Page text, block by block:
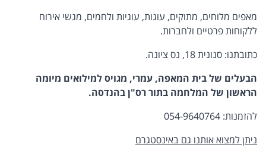
מאפים מלוחים, מתוקים, עוגות, עוגיות ולחמים, מגשי אירוח
ללקוחות פרטיים ולחברות.
כתובתנו: סנונית 18, נס ציונה.
הבעלים של בית המאפה, עמרי, מגויס למילואים מיומה
הראשון של המלחמה בתוררס"ן בהנדסה.
להזמנות: 054-9640764
ניתן למצוא אותנו גם באינסטגרם